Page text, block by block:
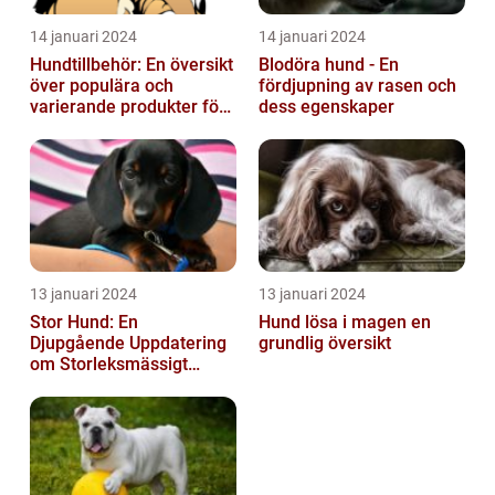
14 januari 2024
Hundtillbehör: En översikt
över populära och
varierande produkter för
14 januari 2024
Blodöra hund - En
fördjupning av rasen och
dess egenskaper
13 januari 2024
Stor Hund: En
Djupgående Uppdatering
om Storleksmässigt
Hundsporter för
Hundälskare
13 januari 2024
Hund lösa i magen en
grundlig översikt